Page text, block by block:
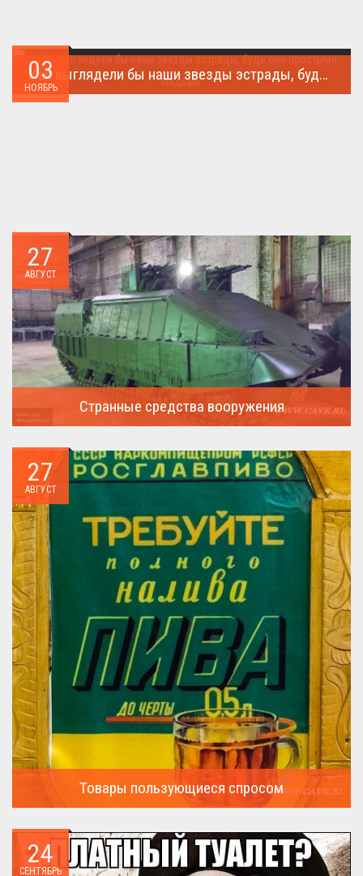
03
НОЯБРЬ
Как выглядели бы наши звезды эстрады, будь они простыми людьми.
27
АВГУСТ
Странные средства вооружения
27
АВГУСТ
Товары пользующиеся спросом
24
СЕНТЯБРЬ